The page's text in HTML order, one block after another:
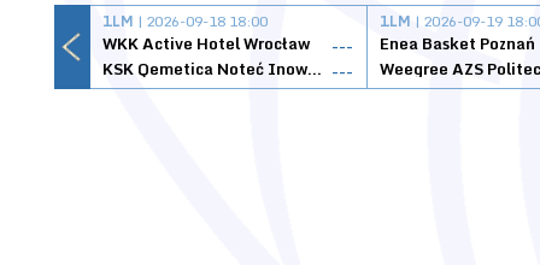
1LM | 2026-09-18 18:00
WKK Active Hotel Wrocław
---
KSK Qemetica Noteć Inowrocław ---
1LM | 2026-09-19
Enea Basket Poznań